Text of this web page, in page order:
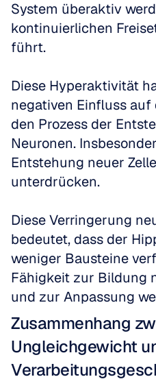
System überaktiv
kontinuierlichen
führt.
Diese Hyperaktivität
negativen Einfluss auf
den Prozess der
Neuronen.
Entstehung neuer
unterdrücken.
Diese Verringerung
bedeutet, dass der
weniger Bausteine
Fähigkeit zur Bildung
und zur Anpassung
Zusammenhang
Ungleichgewicht